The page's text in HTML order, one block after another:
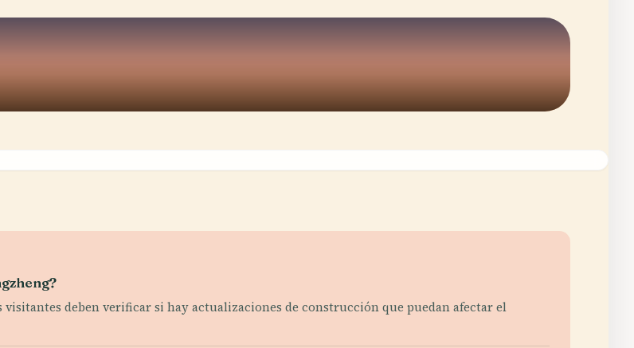
visitantes deben verificar si hay actualizaciones de construcción que puedan afectar el